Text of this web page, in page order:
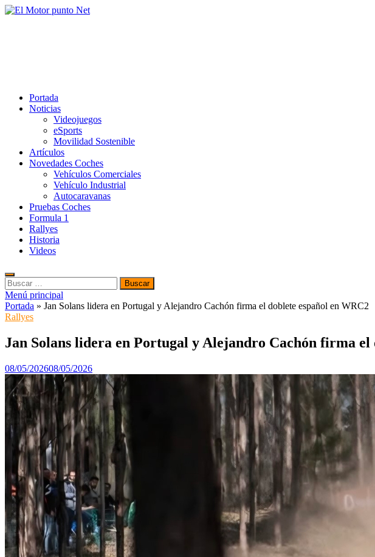
Saltar
Portada
Noticias
Videojuegos
eSports
Movilidad Sostenible
Artículos
Novedades Coches
Vehículos Comerciales
Vehículo Industrial
Autocaravanas
Pruebas Coches
Formula 1
Rallyes
Historia
Videos
Buscar:
Menú principal
Portada » Jan Solans lidera en Portugal y Alejandro Cachón firma el doblete español en WRC2
Rallyes
Jan Solans lidera en Portugal y Alejandro Cachón firma el
08/05/202608/05/2026